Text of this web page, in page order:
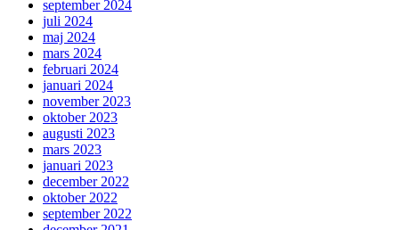
september 2024
juli 2024
maj 2024
mars 2024
februari 2024
januari 2024
november 2023
oktober 2023
augusti 2023
mars 2023
januari 2023
december 2022
oktober 2022
september 2022